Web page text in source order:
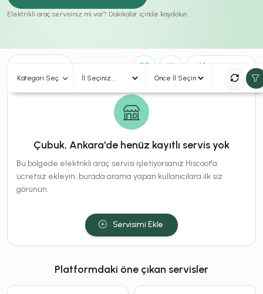
Elektrikli araç servisiniz mi var? Dakikalar içinde kaydolun.
Kategori Seç
Çubuk, Ankara'de henüz kayıtlı servis yok
Bu bölgede elektrikli araç servisi işletiyorsanız Hiscoot'a
ücretsiz ekleyin; burada arama yapan kullanıcılara ilk siz
görünün.
Servisimi Ekle
Platformdaki öne çıkan servisler